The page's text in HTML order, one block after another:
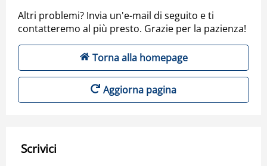
Altri problemi? Invia un'e-mail di seguito e ti
contatteremo al più presto. Grazie per la pazienza!
Torna alla homepage
Aggiorna pagina
Scrivici